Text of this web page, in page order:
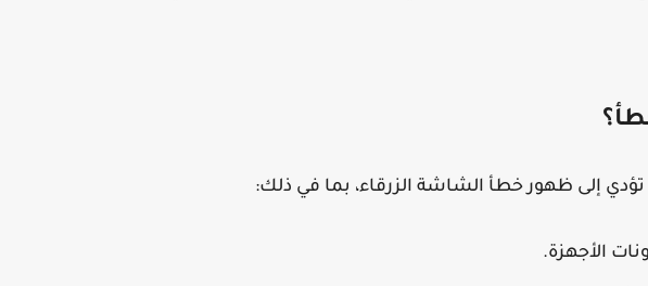
إلى ظهور خطأ الشاشة الزرقاء، بما في ذلك:
الأجهزة.